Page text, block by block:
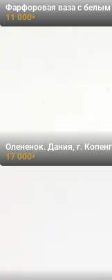
Фарфоровая ваза с белым
11 000₽
Олененок. Дания, г.
17 000₽